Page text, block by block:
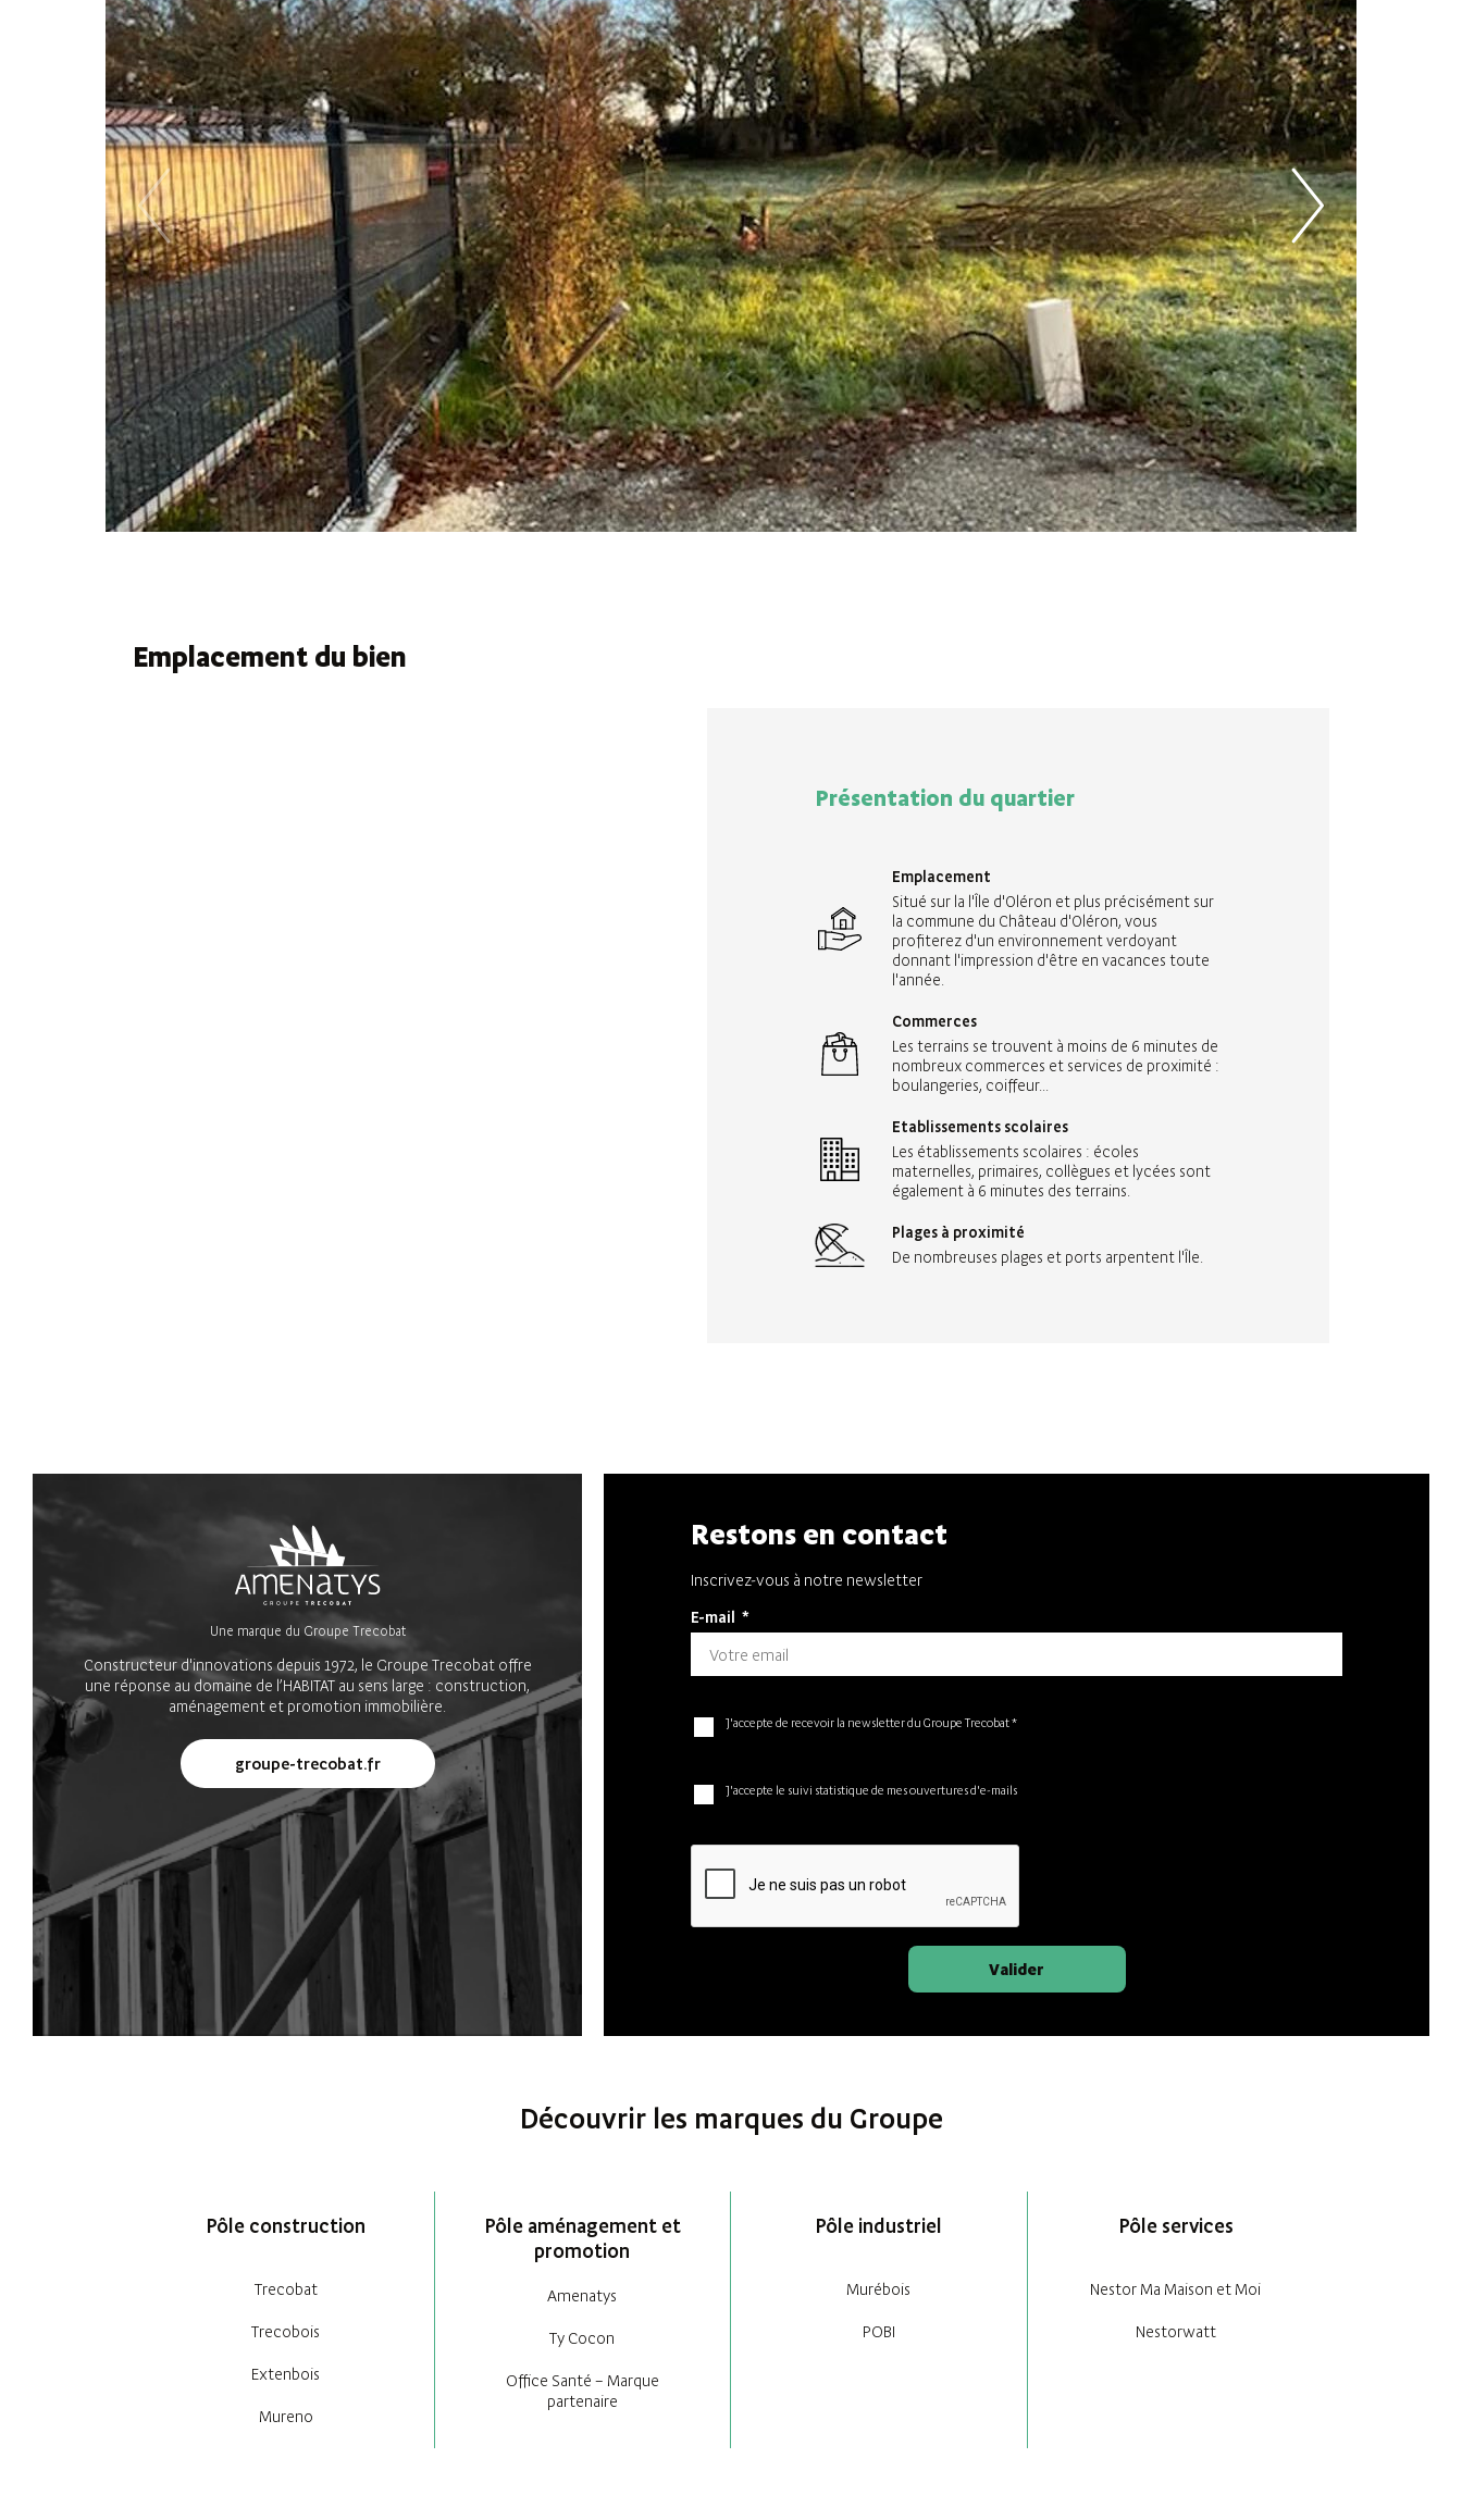
Emplacement du bien
Présentation du quartier
Emplacement
Situé sur la l'Île d'Oléron et plus précisément sur
la commune du Château d'Oléron, vous
profiterez d'un environnement verdoyant
donnant l'impression d'être en vacances toute
l'année.
Commerces
Les terrains se trouvent à moins de 6 minutes de
nombreux commerces et services de proximité :
boulangeries, coiffeur...
Etablissements scolaires
Les établissements scolaires : écoles
maternelles, primaires, collègues et lycées sont
également à 6 minutes des terrains.
Plages à proximité
De nombreuses plages et ports arpentent l'Île.
Une marque du Groupe Trecobat
Constructeur d'innovations depuis 1972, le Groupe Trecobat offre
une réponse au domaine de l’HABITAT au sens large : construction,
aménagement et promotion immobilière.
groupe-trecobat.fr
Restons en contact
Inscrivez-vous à notre newsletter
E-mail *
J'accepte de recevoir la newsletter du Groupe Trecobat *
J'accepte le suivi statistique de mes ouvertures d'e-mails
Valider
Découvrir les marques du Groupe
Pôle construction
Trecobat
Trecobois
Extenbois
Mureno
Pôle aménagement et
promotion
Amenatys
Ty Cocon
Office Santé – Marque
partenaire
Pôle industriel
Murébois
POBI
Pôle services
Nestor Ma Maison et Moi
Nestorwatt